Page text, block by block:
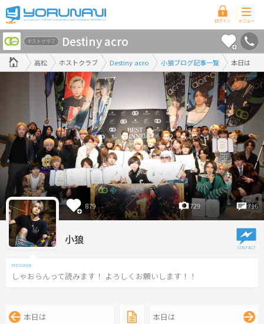
香
川
県
版
高松 ホストクラブ Destiny acro 小狼ブログ記事一覧 本日は
ホストクラブ Destiny acro
879 729 716
小狼
しゃおらんって読みます！ よろしくお願いします！！
本日は 本日は